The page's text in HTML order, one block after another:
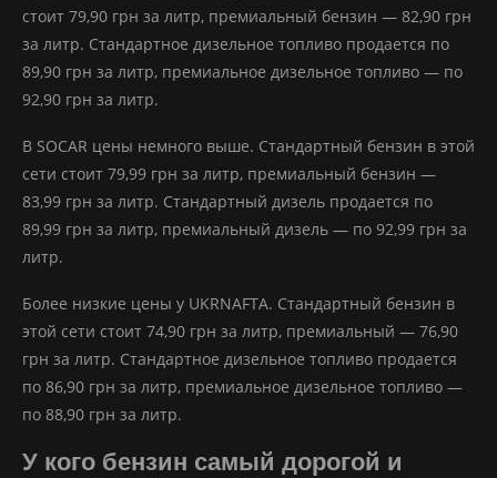
стоит 79,90 грн за литр, премиальный бензин — 82,90 грн
за литр. Стандартное дизельное топливо продается по
89,90 грн за литр, премиальное дизельное топливо — по
92,90 грн за литр.
В SOCAR цены немного выше. Стандартный бензин в этой
сети стоит 79,99 грн за литр, премиальный бензин —
83,99 грн за литр. Стандартный дизель продается по
89,99 грн за литр, премиальный дизель — по 92,99 грн за
литр.
Более низкие цены у UKRNAFTA. Стандартный бензин в
этой сети стоит 74,90 грн за литр, премиальный — 76,90
грн за литр. Стандартное дизельное топливо продается
по 86,90 грн за литр, премиальное дизельное топливо —
по 88,90 грн за литр.
У кого бензин самый дорогой и